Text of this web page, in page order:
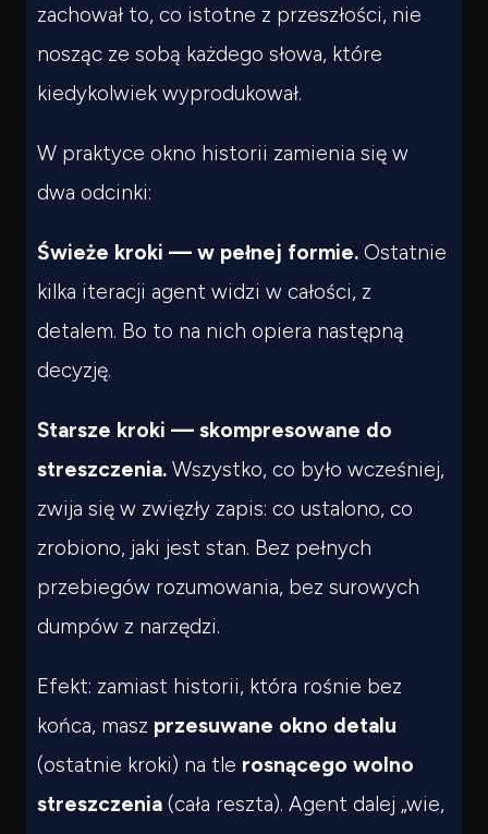
zachował to, co istotne z przeszłości, nie
nosząc ze sobą każdego słowa, które
kiedykolwiek wyprodukował.
W praktyce okno historii zamienia się w
dwa odcinki:
Świeże kroki — w pełnej formie. Ostatnie
kilka iteracji agent widzi w całości, z
detalem. Bo to na nich opiera następną
decyzję.
Starsze kroki — skompresowane do
streszczenia. Wszystko, co było wcześniej,
zwija się w zwięzły zapis: co ustalono, co
zrobiono, jaki jest stan. Bez pełnych
przebiegów rozumowania, bez surowych
dumpów z narzędzi.
Efekt: zamiast historii, która rośnie bez
końca, masz przesuwane okno detalu
(ostatnie kroki) na tle rosnącego wolno
streszczenia (cała reszta). Agent dalej „wie,